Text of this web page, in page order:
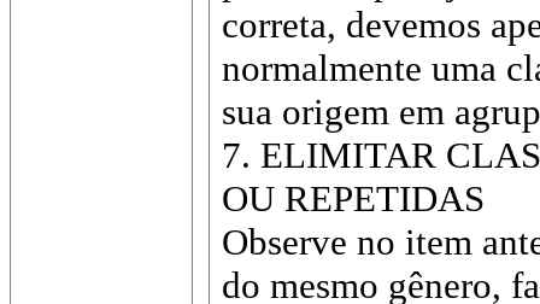
correta, devemos
normalmente uma
sua origem em
7. ELIMITAR
OU REPETIDAS
Observe no item
do mesmo gênero,